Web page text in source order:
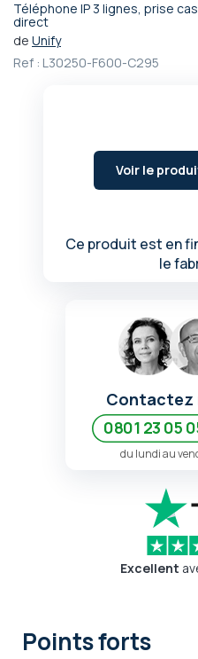
Téléphone IP 3 lignes, prise
direct
de Unify
Ref : L30250-F600-C295
Voir le
Ce produit est en
le
Passer
au
de
Contactez
0801 23 05
du lundi au
Excellent
Points forts